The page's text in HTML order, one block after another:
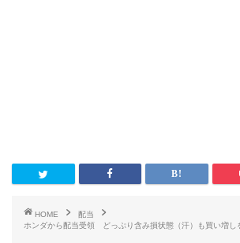
HOME
配当
ホンダから配当受領 どっぷり含み損状態（汗）も買い増し